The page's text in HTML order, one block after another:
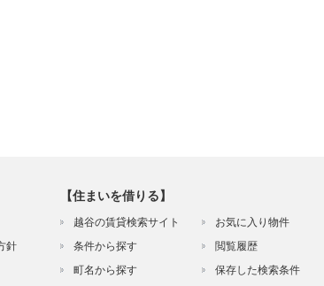
針
【住まいを借りる】
越谷の賃貸検索サイト
条件から探す
町名から探す
お気に入り物件
閲覧履歴
保存した検索条件